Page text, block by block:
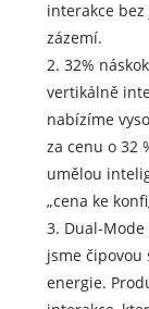
interakce
zázemí.
2. 32%
vertikálně
nabízíme
za cenu o 32
umělou
„cena ke
3. Dual-
jsme
energie.